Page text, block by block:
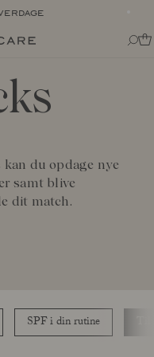
for 595dkk*
du opdage nye
samt blive
dit match.
SPF i din rutine